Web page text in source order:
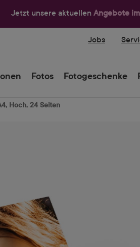
Jetzt unsere aktuellen Angebote
Jobs
Fotos Fotogeschenke
Hoch, 24 Seiten